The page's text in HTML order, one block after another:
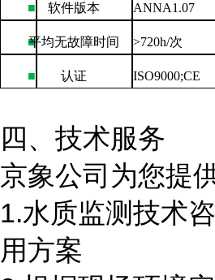
■ 软件版本 ANNA1.07
■
平均无故障时间 >720h/次
■ 认证 ISO9000;CE
四、技术服务
京象公司为您提
1.水质监测技术
用方案